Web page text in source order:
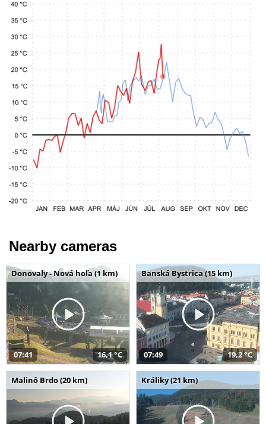
Nearby cameras
Donovaly - Nová hoľa (1 km)
07:41 16,1 °C
Banská Bystrica (15 km)
07:49 19,2 °C
Malinô Brdo (20 km) Králiky (21 km)